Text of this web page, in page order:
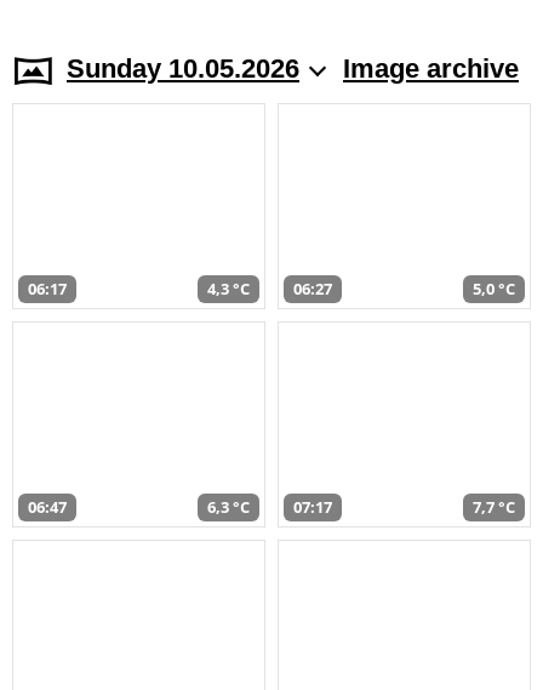
Sunday 10.05.2026 Image archive
06:17 4,3 °C 06:27 5,0 °C
06:47 6,3 °C 07:17 7,7 °C